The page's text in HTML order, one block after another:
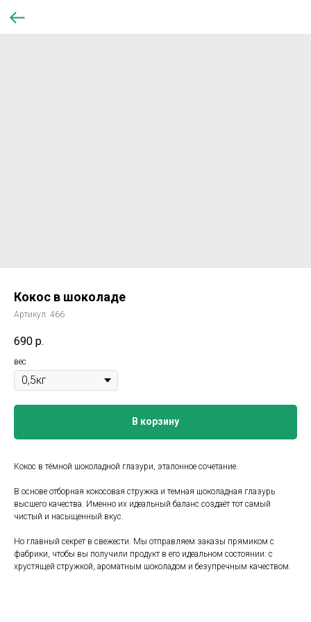
Кокос в шоколаде
Артикул: 466
690 р.
вес
В корзину
Кокос в тёмной шоколадной глазури, эталонное сочетание.
В основе отборная кокосовая стружка и темная шоколадная глазурь
высшего качества. Именно их идеальный баланс создаёт тот самый
чистый и насыщенный вкус.
Но главный секрет в свежести. Мы отправляем заказы прямиком с
фабрики, чтобы вы получили продукт в его идеальном состоянии: с
хрустящей стружкой, ароматным шоколадом и безупречным качеством.